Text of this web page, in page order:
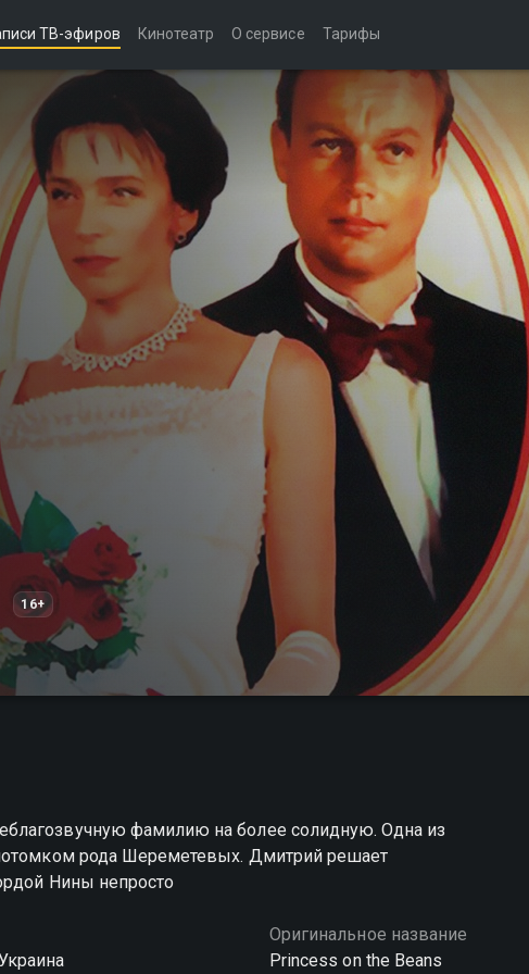
ТВ-эфиров Кинотеатр О сервисе Тарифы
16+
фамилию на более солидную. Одна из
рода Шереметевых. Дмитрий решает
Нины непросто
Оригинальное название
Princess on the Beans